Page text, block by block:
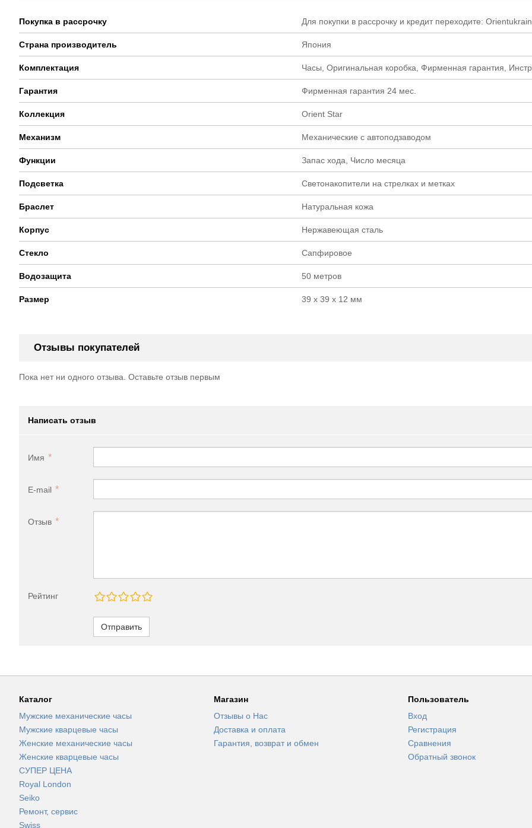
Покупка в рассрочку Для покупки в рассрочку и кредит переходите:
Страна производитель Япония
Комплектация Часы, Оригинальная коробка, Фирменная гарантия,
Гарантия Фирменная гарантия 24 мес.
Коллекция Orient Star
Механизм Механические с автоподзаводом
Функции Запас хода, Число месяца
Подсветка Светонакопители на стрелках и метках
Браслет Натуральная кожа
Корпус Нержавеющая сталь
Стекло Сапфировое
Водозащита 50 метров
Размер 39 х 39 х 12 мм
Отзывы покупателей
Пока нет ни одного отзыва. Оставьте отзыв первым
Написать отзыв
Имя
E-mail
Отзыв
Рейтинг
Отправить
Каталог
Мужские механические часы
Мужские кварцевые часы
Женские механические часы
Женские кварцевые часы
СУПЕР ЦЕНА
Royal London
Seiko
Ремонт, сервис
Swiss
Магазин
Отзывы о Нас
Доставка и оплата
Гарантия, возврат и обмен
Пользователь
Вход
Регистрация
Сравнения
Обратный звонок